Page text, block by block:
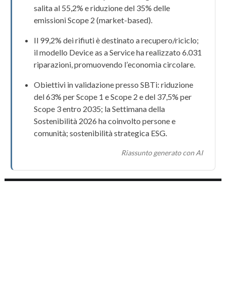
salita al 55,2% e riduzione del 35% delle
emissioniScope 2 (market-based).
Il 99,2% dei rifiuti è destinato a recupero/riciclo;
il modello Device as a Serviceha realizzato6.031
riparazioni, promuovendo l’economia circolare.
Obiettivi in validazione pressoSBTi: riduzione
del 63% perScope 1 eScope 2 e del 37,5% per
Scope 3entro 2035; laSettimana della
Sostenibilità 2026 ha coinvolto persone e
comunità; sostenibilità strategica ESG.
Riassunto generato con AI